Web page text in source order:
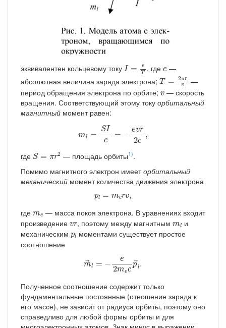
эквивалентен кольцевому току I =
e
T
I= , где e
e —
абсолютная величина заряда электрона; T = 2πr
v
T= πrv —
период обращения электрона по орбите; v
v — скорость
вращения. Соответствующий этому току орбитальный
магнитный момент равен:
ml =
SI
c
= − evr
2c
,
SIc= 2c,
где S = πr2
S — площадь орбиты1).
Помимо магнитного электрон имееторбитальный
механический момент количества движения электрона
pl = merv,
p l= merv,
где me
me — масса покоя электрона. В уравнениях входит
произведение vr
vr, поэтому между магнитным ml
ml и
механическим pl
pl моментами существует простое
соотношение
→
ml = − e
2mec
→
pl.
m 2m p
Полученное соотношение содержит только
фундаментальные постоянные (отношение заряда к
его массе), не зависит от радиуса орбиты, поэтому оно
справедливо для любой формы орбиты и для